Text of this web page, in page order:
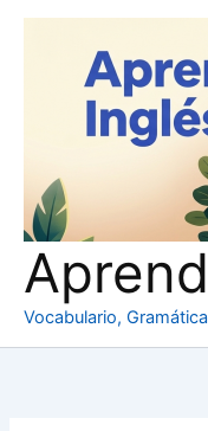
Vocabulario,